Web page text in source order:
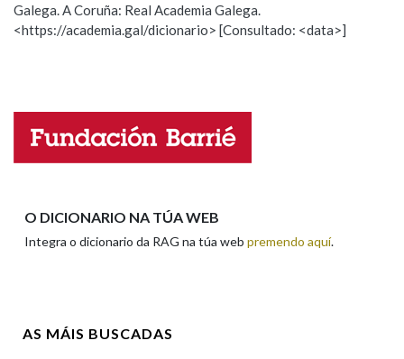
Marcas gramaticais
Observación Hai un erro na palabra
Propoño mellorar a definición
Nome
Galega. A Coruña: Real Academia Galega.
<https://academia.gal/dicionario> [Consultado: <data>]
O DICIONARIO NA TÚA WEB
Integra o dicionario da RAG na túa web premendo aquí.
AS MÁIS BUSCADAS